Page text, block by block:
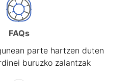
FAQs
parte hartzen duten
buruzko zalantzak